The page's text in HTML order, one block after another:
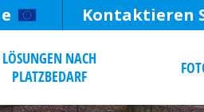
Kontaktieren
LÖSUNGEN NACH
PLATZBEDARF